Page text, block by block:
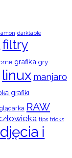
darktable
filtry
grafika gry
linux manjaro
grafiki
RAW
tips tricks
i